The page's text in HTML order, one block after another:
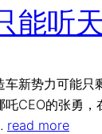
能听
车新势力可能
吒CEO的张勇，
read more